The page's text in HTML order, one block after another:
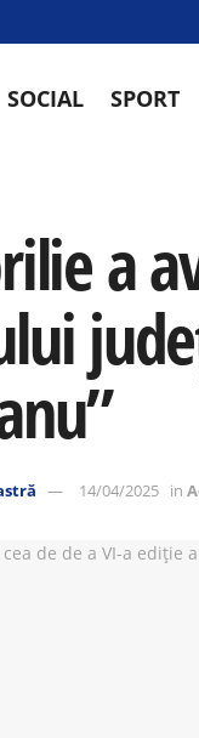
SOCIAL SPORT
a
14/04/2025 in